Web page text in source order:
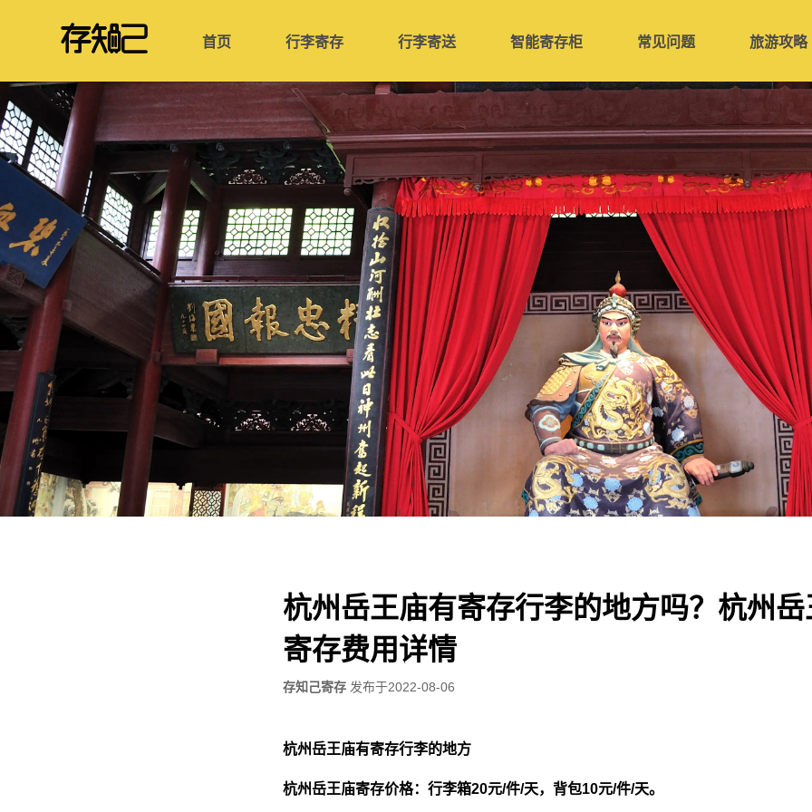
首页 行李寄存 行李寄送 智能寄存柜 常见问题 旅游攻略
杭州岳王庙有寄存行李的地方吗？杭州
寄存费用详情
存知己寄存 发布于2022-08-06
杭州岳王庙有寄存行李的地方
杭州岳王庙寄存价格：行李箱20元/件/天，背包10元/件/天。